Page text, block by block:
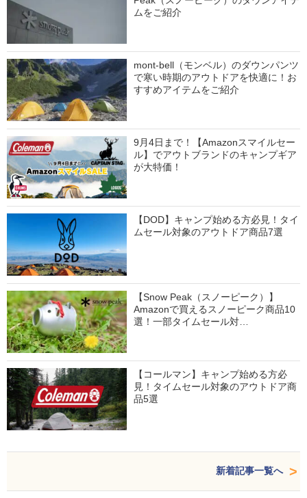
ムをご紹介
mont-bell（モンベル）のダウンパンツ
で寒い時期のアウトドアを快適に！お
すすめアイテムをご紹介
9月4日まで！【Amazonスマイルセー
ル】でアウトブランドのキャンプギア
が大特価！
【DOD】キャンプ始める方必見！タイ
ムセール対象のアウトドア商品7選
【Snow Peak（スノーピーク）】
Amazonで買えるスノーピーク商品10
選！一部タイムセール対…
【コールマン】キャンプ始める方必
見！タイムセール対象のアウトドア商
品5選
新着記事一覧へ